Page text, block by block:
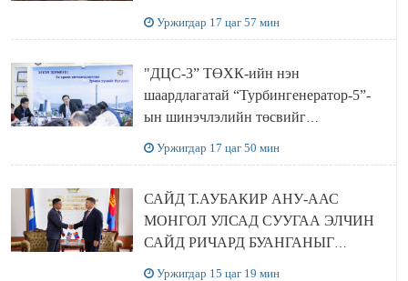
Уржигдар 17 цаг 57 мин
"ДЦС-3” ТӨХК-ийн нэн
шаардлагатай “Турбингенератор-5”-
ын шинэчлэлийн төсвийг
Уржигдар 17 цаг 50 мин
САЙД Т.АУБАКИР АНУ-ААС
МОНГОЛ УЛСАД СУУГАА ЭЛЧИН
САЙД РИЧАРД БУАНГАНЫГ
Уржигдар 15 цаг 19 мин